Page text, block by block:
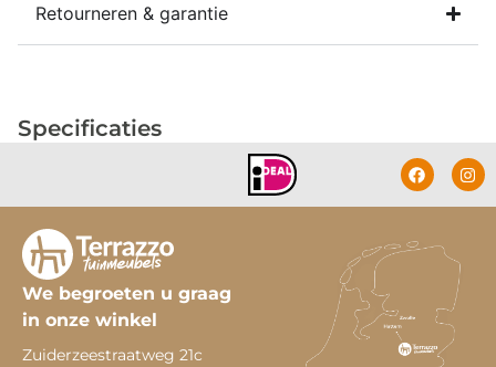
Retourneren & garantie
Specificaties
We begroeten u graag
in onze winkel
Zuiderzeestraatweg 21c